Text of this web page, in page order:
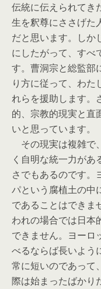
伝統に伝えられてき
生を釈尊にささげた
だと思います。しか
にしたがって、すべ
す。曹洞宗と総監部
り方に従って、わた
れらを援助します。
的、宗教的現実と直
いと思っています。
その現実は複雑で
く自明な統一力が
さでもあるのです。
パという腐植土の中
であることはできま
われの場合では日本
できません。ヨーロ
べるならば長いよう
常に短いのであって
際は始まったばかり